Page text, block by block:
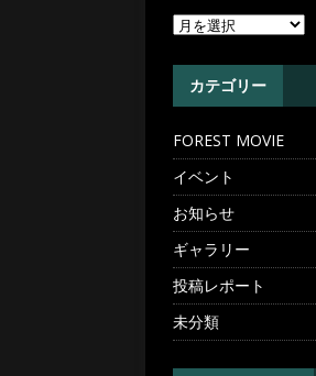
カテゴリー
FOREST MOVIE
イベント
お知らせ
ギャラリー
投稿レポート
未分類